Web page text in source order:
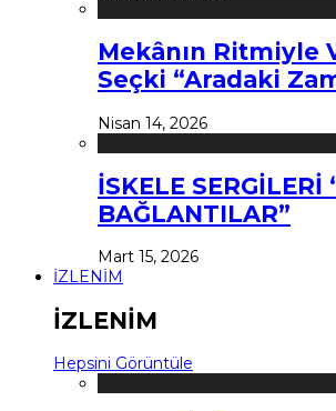
Mekânın Ritmiyle
Seçki “Aradaki
Nisan 14, 2026
İSKELE SERGİLERİ
BAĞLANTILAR”
Mart 15, 2026
İZLENİM
İZLENİM
Hepsini Görüntüle